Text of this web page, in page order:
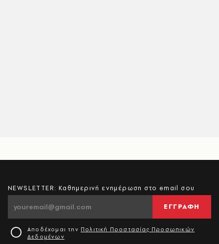
NEWSLETTER: Καθημερινή ενημέρωση στο email σου
ΕΓΓΡΑΦΗ
Αποδέχομαι την Πολιτική Προστασίας Προσωπικών
Δεδομένων